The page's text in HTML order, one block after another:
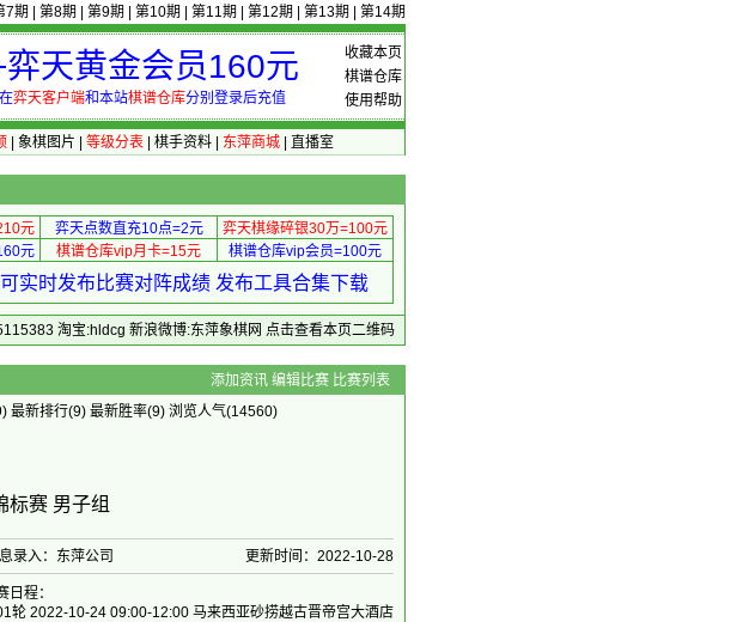
7期 第8期 第9期 第10期 第11期 第12期 第13期 第14期
收藏本页
棋谱仓库
使用帮助
天黄金会员160元
弈天客户端和本站棋谱仓库分别登录后充值
象棋图片 等级分表| 棋手资料| 东萍商城| 直播室
元 弈天点数直充10点=2元
弈天棋缘碎银30万=100元
元 棋谱仓库vip月卡=15元 棋谱仓库vip会员=100元
实时发布比赛对阵成绩 发布工具合集下载
淘宝:hldcg 新浪微博:东萍象棋网 点击查看本页二维码
棋谱＋对阵＋成绩 添加资讯 编辑比赛 比赛列表
最新排行(9) 最新胜率(9) 浏览人气(14560)
标赛 男子组
录入：东萍公司 更新时间：2022-10-28
日程：
轮 2022-10-24 09:00-12:00 马来西亚砂捞越古晋帝宫大酒店